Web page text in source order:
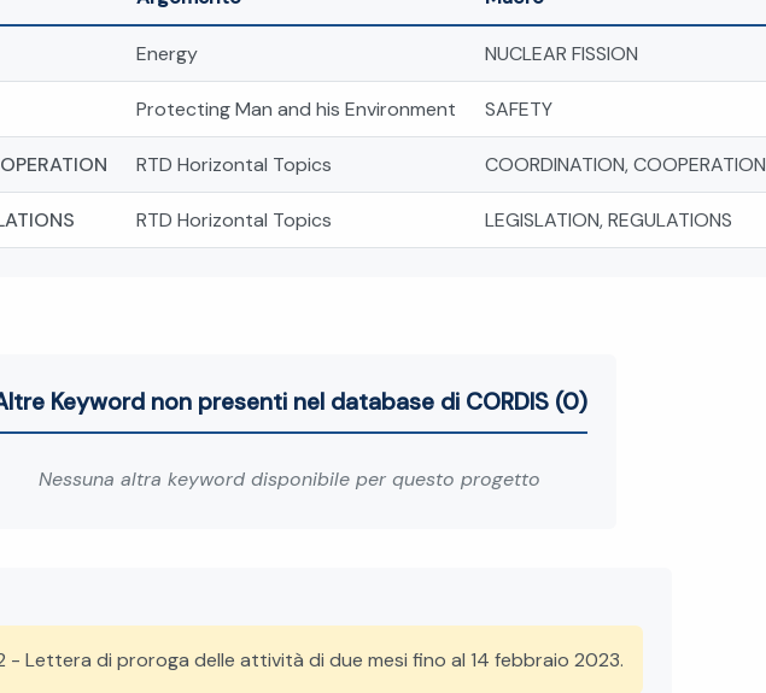
Energy NUCLEAR FISSION
Protecting Man and his Environment SAFETY
RTD Horizontal Topics COORDINATION, COOPERATION
RTD Horizontal Topics LEGISLATION, REGULATIONS
Keyword non presenti nel database di CORDIS (0)
Nessuna altra keyword disponibile per questo progetto
- Lettera di proroga delle attività di due mesi fino al 14 febbraio 2023.